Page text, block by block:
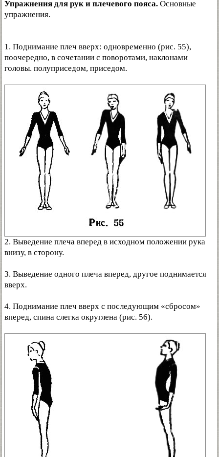
Упражнения для рук и плечевого пояса. Основные
упражнения.
1. Поднимание плеч вверх: одновременно (рис. 55),
поочередно, в сочетании с поворотами, наклонами
головы. полуприседом, приседом.
2. Выведение плеча вперед в исходном положении рука
внизу, в сторону.
3. Выведение одного плеча вперед, другое поднимается
вверх.
4. Поднимание плеч вверх с последующим «сбросом»
вперед, спина слегка округлена (рис. 56).